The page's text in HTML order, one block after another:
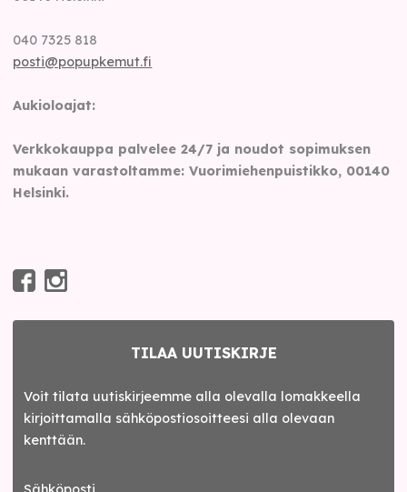
040 7325 818
posti@popupkemut.fi
Aukioloajat:
Verkkokauppa palvelee 24/7 ja noudot sopimuksen
mukaan varastoltamme: Vuorimiehenpuistikko, 00140
Helsinki.
TILAA UUTISKIRJE
Voit tilata uutiskirjeemme alla olevalla lomakkeella
kirjoittamalla sähköpostiosoitteesi alla olevaan
kenttään.